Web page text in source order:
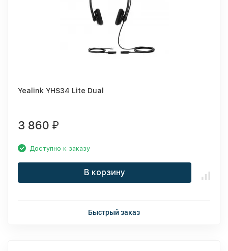
Yealink YHS34 Lite Dual
3 860 ₽
Доступно к заказу
В корзину
Быстрый заказ